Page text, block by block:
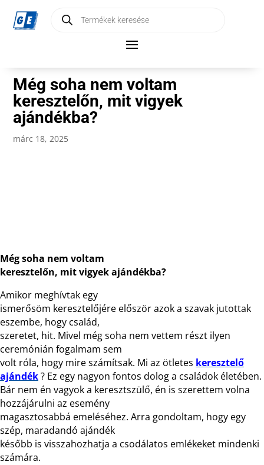
search
Még soha nem voltam
keresztelőn, mit vigyek
ajándékba?
márc 18, 2025
Még soha nem voltam
keresztelőn, mit vigyek ajándékba?
Amikor meghívtak egy
ismerősöm keresztelőjére először azok a szavak jutottak
eszembe, hogy család,
szeretet, hit. Mivel még soha nem vettem részt ilyen
ceremónián fogalmam sem
volt róla, hogy mire számítsak. Mi az ötletes keresztelő
ajándék? Ez egy nagyon fontos dolog a családok életében.
Bár nem én vagyok a keresztszülő, én is szerettem volna
hozzájárulni az esemény
magasztosabbá emeléséhez. Arra gondoltam, hogy egy
szép, maradandó ajándék
később is visszahozhatja a csodálatos emlékeket mindenki
számára.